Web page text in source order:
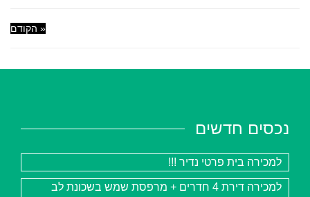
« הקודם
נכסים חדשים
למכירה בית פרטי נדיר !!!
למכירה דירת 4 חדרים + מרפסת שמש בשכונת לב